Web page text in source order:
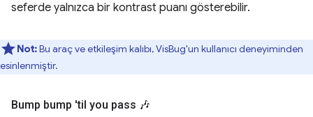
seferde yalnızca bir kontrast puanı gösterebilir.
Not:Bu araç ve etkileşim kalıbı, VisBug'un kullanıcı deneyiminden
esinlenmiştir.
Bump bump 'til you pass 🎶